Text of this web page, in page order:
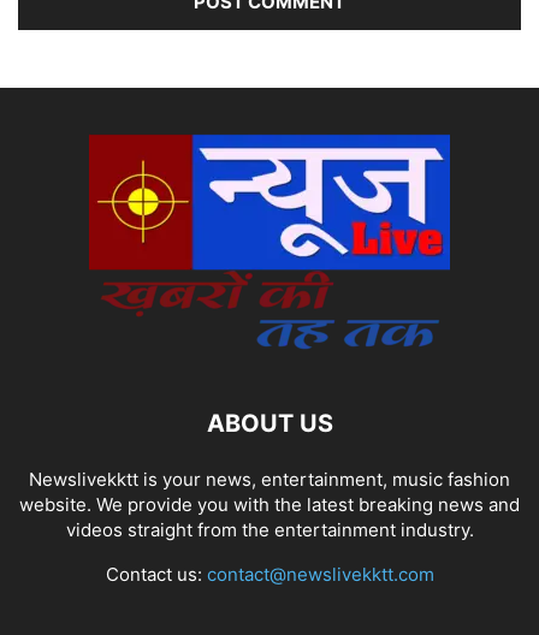
ABOUT US
Newslivekktt is your news, entertainment, music fashion
website. We provide you with the latest breaking news and
videos straight from the entertainment industry.
Contact us: contact@newslivekktt.com